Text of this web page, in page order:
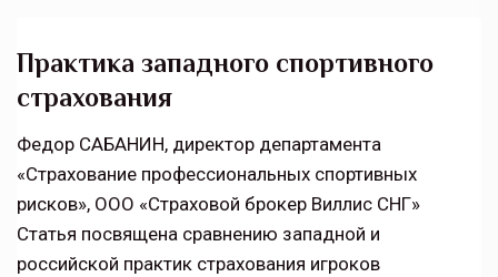
Практика западного спортивного
страхования
Федор САБАНИН, директор департамента
«Страхование профессиональных спортивных
рисков», ООО «Страховой брокер Виллис СНГ»
Статья посвящена сравнению западной и
российской практик страхования игроков